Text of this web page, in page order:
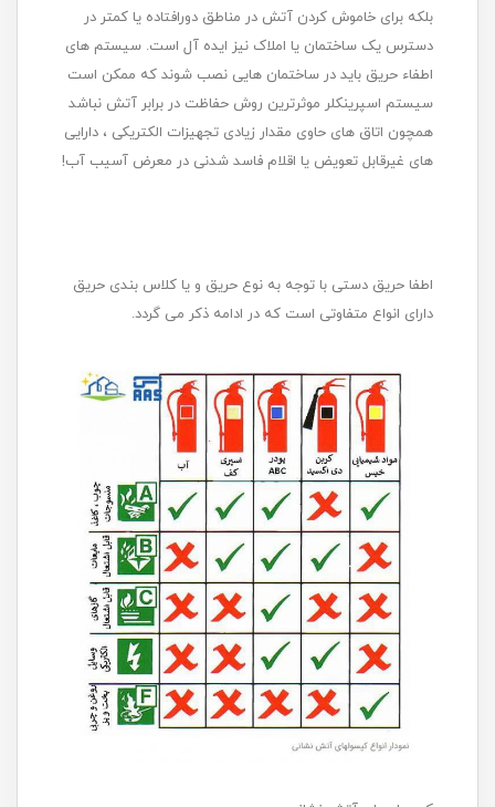
بلکه برای خاموش کردن آتش در مناطق دورافتاده یا کمتر در
دسترس یک ساختمان یا املاک نیز ایده آل است. سیستم های
اطفاء حریق باید در ساختمان هایی نصب شوند که ممکن است
سیستم اسپرینکلر موثرترین روش حفاظت در برابر آتش نباشد
همچون اتاق‌ های حاوی مقدار زیادی تجهیزات الکتریکی ، دارایی‌
های غیرقابل تعویض یا اقلام فاسد شدنی در معرض آسیب آب!
اطفا حریق دستی با توجه به نوع حریق و یا کلاس بندی حریق
دارای انواع متفاوتی است که در ادامه ذکر می گردد.